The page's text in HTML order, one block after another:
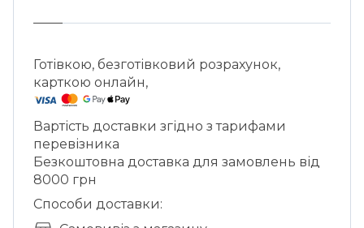
функціональність і професійний результат.
Готівкою, безготівковий розрахунок,
карткою онлайн,
Вартість доставки згідно з тарифами
перевізника
Безкоштовна доставка для замовлень від
8000 грн
Способи доставки: